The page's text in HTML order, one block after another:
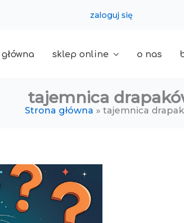
zaloguj się
sklep online o nas
tajemnica
Strona główna tajemnica